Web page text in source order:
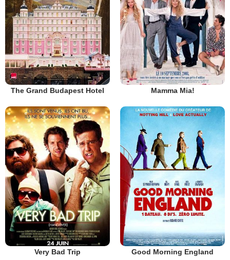
The Grand Budapest Hotel Mamma Mia!
Very Bad Trip Good Morning England